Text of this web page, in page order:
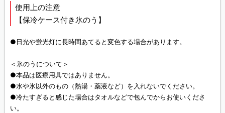
使用上の注意
【保冷ケース付き氷のう】
●日光や蛍光灯に長時間あてると変色する場合があります。
＜氷のうについて＞
●本品は医療用具ではありません。
●水や氷以外のもの（熱湯・薬液など）を入れないでください。
●冷たすぎると感じた場合はタオルなどで包んでからお使いくださ
い。